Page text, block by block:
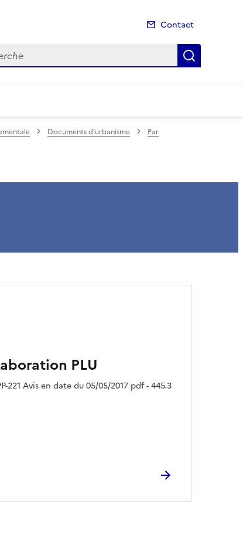
Contact
Documents d’urbanisme
Par
PLU
221 Avis en date du 05/05/2017 pdf - 445.3